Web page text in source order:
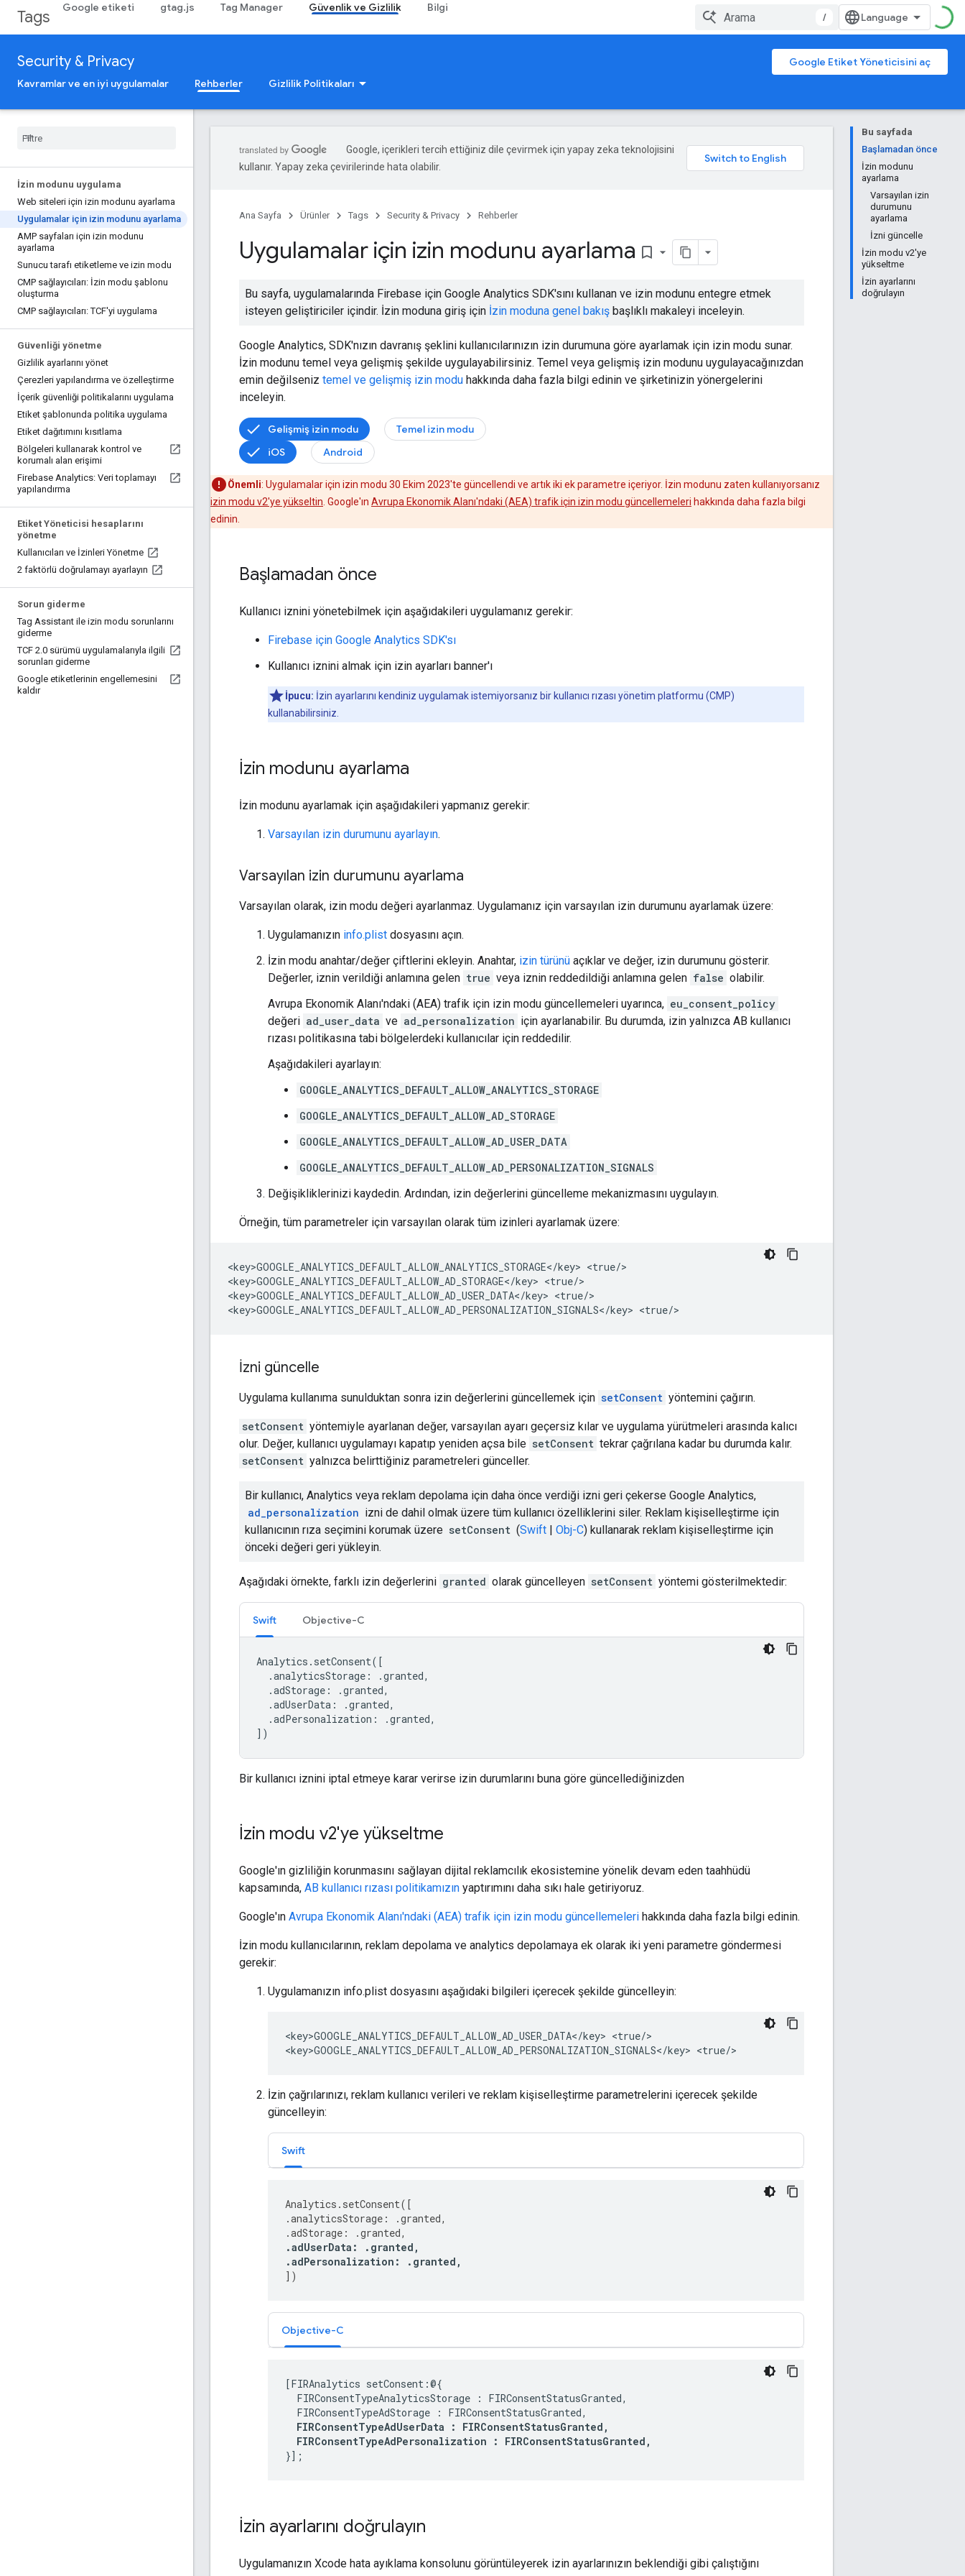
Tags Google etiketi gtag.js Tag Manager Güvenlik ve Gizlilik Bilgi
/
Security & Privacy
Google Etiket Yöneticisini aç
Kavramlar ve en iyi uygulamalar
Rehberler Gizlilik Politikaları
İzin modunu uygulama
Web siteleri için izin modunu ayarlama
Uygulamalar için izin modunu ayarlama
AMP sayfaları için izin modunu
ayarlama
Sunucu tarafı etiketleme ve izin modu
CMP sağlayıcıları: İzin modu şablonu
oluşturma
CMP sağlayıcıları: TCF'yi uygulama
Güvenliği yönetme
Gizlilik ayarlarını yönet
Çerezleri yapılandırma ve özelleştirme
İçerik güvenliği politikalarını uygulama
Etiket şablonunda politika uygulama
Etiket dağıtımını kısıtlama
Bölgeleri kullanarak kontrol ve
korumalı alan erişimi
Firebase Analytics: Veri toplamayı
yapılandırma
Etiket Yöneticisi hesaplarını
yönetme
Kullanıcıları ve İzinleri Yönetme
2 faktörlü doğrulamayı ayarlayın
Sorun giderme
Tag Assistant ile izin modu sorunlarını
giderme
TCF 2.0 sürümü uygulamalarıyla ilgili
sorunları giderme
Google etiketlerinin engellemesini
kaldır
Bu sayfada
Başlamadan önce
İzin modunu
ayarlama
Varsayılan izin
durumunu
ayarlama
İzni güncelle
İzin modu v2'ye
yükseltme
İzin ayarlarını
doğrulayın
Google, içerikleri tercih ettiğiniz dile çevirmek için yapay zeka teknolojisini
kullanır. Yapay zeka çevirilerinde hata olabilir.
Ana Sayfa Ürünler Tags Security & Privacy Rehberler
Uygulamalar için izin modunu ayarlama bookmark_border
Bu sayfa, uygulamalarında Firebase için Google Analytics SDK'sını kullanan ve izin modunu entegre etmek
isteyen geliştiriciler içindir. İzin moduna giriş için İzin moduna genel bakış başlıklı makaleyi inceleyin.
Google Analytics, SDK'nızın davranış şeklini kullanıcılarınızın izin durumuna göre ayarlamak için izin modu sunar.
İzin modunu temel veya gelişmiş şekilde uygulayabilirsiniz. Temel veya gelişmiş izin modunu uygulayacağınızdan
emin değilseniz temel ve gelişmiş izin modu hakkında daha fazla bilgi edinin ve şirketinizin yönergelerini
inceleyin.
Gelişmiş izin modu
Temel izin modu
iOS
Android
Önemli: Uygulamalar için izin modu 30 Ekim 2023'te güncellendi ve artık iki ek parametre içeriyor. İzin modunu zaten kullanıyorsanız
izin modu v2'ye yükseltin . Google'ın Avrupa Ekonomik Alanı'ndaki (AEA) trafik için izin modu güncellemeleri hakkında daha fazla bilgi
edinin.
Başlamadan önce
Kullanıcı iznini yönetebilmek için aşağıdakileri uygulamanız gerekir:
Firebase için Google Analytics SDK'sı
Kullanıcı iznini almak için izin ayarları banner'ı
İpucu: İzin ayarlarını kendiniz uygulamak istemiyorsanız bir kullanıcı rızası yönetim platformu (CMP)
kullanabilirsiniz.
İzin modunu ayarlama
İzin modunu ayarlamak için aşağıdakileri yapmanız gerekir:
Varsayılan izin durumunu ayarlayın.
Varsayılan izin durumunu ayarlama
Varsayılan olarak, izin modu değeri ayarlanmaz. Uygulamanız için varsayılan izin durumunu ayarlamak üzere:
Uygulamanızın info.plist dosyasını açın.
İzin modu anahtar/değer çiftlerini ekleyin. Anahtar, izin türünü açıklar ve değer, izin durumunu gösterir.
Değerler, iznin verildiği anlamına gelen true veya iznin reddedildiği anlamına gelen false olabilir.
Avrupa Ekonomik Alanı'ndaki (AEA) trafik için izin modu güncellemeleri uyarınca, eu_consent_policy
değeri ad_user_data ve ad_personalization için ayarlanabilir. Bu durumda, izin yalnızca AB kullanıcı
rızası politikasına tabi bölgelerdeki kullanıcılar için reddedilir.
Aşağıdakileri ayarlayın:
GOOGLE_ANALYTICS_DEFAULT_ALLOW_ANALYTICS_STORAGE
GOOGLE_ANALYTICS_DEFAULT_ALLOW_AD_STORAGE
GOOGLE_ANALYTICS_DEFAULT_ALLOW_AD_USER_DATA
GOOGLE_ANALYTICS_DEFAULT_ALLOW_AD_PERSONALIZATION_SIGNALS
Değişikliklerinizi kaydedin. Ardından, izin değerlerini güncelleme mekanizmasını uygulayın.
Örneğin, tüm parametreler için varsayılan olarak tüm izinleri ayarlamak üzere:
<key>GOOGLE_ANALYTICS_DEFAULT_ALLOW_ANALYTICS_STORAGE</key> <true/>
<key>GOOGLE_ANALYTICS_DEFAULT_ALLOW_AD_STORAGE</key> <true/>
<key>GOOGLE_ANALYTICS_DEFAULT_ALLOW_AD_USER_DATA</key> <true/>
<key>GOOGLE_ANALYTICS_DEFAULT_ALLOW_AD_PERSONALIZATION_SIGNALS</key>
İzni güncelle
Uygulama kullanıma sunulduktan sonra izin değerlerini güncellemek için setConsent yöntemini çağırın.
setConsent yöntemiyle ayarlanan değer, varsayılan ayarı geçersiz kılar ve uygulama yürütmeleri arasında kalıcı
olur. Değer, kullanıcı uygulamayı kapatıp yeniden açsa bile setConsent tekrar çağrılana kadar bu durumda kalır.
setConsent yalnızca belirttiğiniz parametreleri günceller.
Bir kullanıcı, Analytics veya reklam depolama için daha önce verdiği izni geri çekerse Google Analytics,
ad_personalization izni de dahil olmak üzere tüm kullanıcı özelliklerini siler. Reklam kişiselleştirme için
kullanıcının rıza seçimini korumak üzere setConsent (Swift | Obj-C) kullanarak reklam kişiselleştirme için
önceki değeri geri yükleyin.
Aşağıdaki örnekte, farklı izin değerlerini granted olarak güncelleyen setConsent yöntemi gösterilmektedir:
Swift Objective-C
Analytics . setConsent([
.analyticsStorage : .granted,
.adStorage : .granted,
.adUserData : .granted,
.adPersonalization : .granted,
])
Bir kullanıcı iznini iptal etmeye karar verirse izin durumlarını buna göre güncellediğinizden
İzin modu v2'ye yükseltme
Google'ın gizliliğin korunmasını sağlayan dijital reklamcılık ekosistemine yönelik devam eden taahhüdü
kapsamında, AB kullanıcı rızası politikamızın yaptırımını daha sıkı hale getiriyoruz.
Google'ın Avrupa Ekonomik Alanı'ndaki (AEA) trafik için izin modu güncellemeleri hakkında daha fazla bilgi edinin.
İzin modu kullanıcılarının, reklam depolama ve analytics depolamaya ek olarak iki yeni parametre göndermesi
gerekir:
Uygulamanızın info.plist dosyasını aşağıdaki bilgileri içerecek şekilde güncelleyin:
<key>GOOGLE_ANALYTICS_DEFAULT_ALLOW_AD_USER_DATA</key> <true/>
<key>GOOGLE_ANALYTICS_DEFAULT_ALLOW_AD_PERSONALIZATION_SIGNALS</key>
İzin çağrılarınızı, reklam kullanıcı verileri ve reklam kişiselleştirme parametrelerini içerecek şekilde
güncelleyin:
Swift
Analytics . setConsent([
.analyticsStorage : .granted,
.adStorage : .granted,
.adUserData : . granted ,
.adPersonalization : . granted ,
])
Objective-C
[FIRAnalytics setConsent:@{
  FIRConsentTypeAnalyticsStorage : FIRConsentStatusGranted,
  FIRConsentTypeAdStorage : FIRConsentStatusGranted,
FIRConsentTypeAdUserData : FIRConsentStatusGranted,
  FIRConsentTypeAdPersonalization : FIRConsentStatusGranted,
İzin ayarlarını doğrulayın
Uygulamanızın Xcode hata ayıklama konsolunu görüntüleyerek izin ayarlarınızın beklendiği gibi çalıştığını